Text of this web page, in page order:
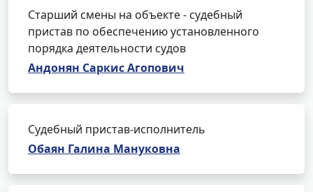
Старший смены на объекте - судебный
пристав по обеспечению установленного
порядка деятельности судов
Андонян Саркис Агопович
Судебный пристав-исполнитель
Обаян Галина Мануковна